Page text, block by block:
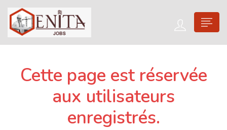
Cette page est réservée
aux utilisateurs
enregistrés.